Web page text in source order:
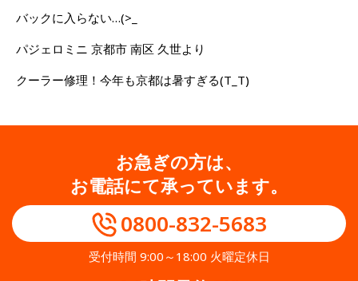
バックに入らない…(>_
パジェロミニ 京都市 南区 久世より
クーラー修理！今年も京都は暑すぎる(T_T)
お急ぎの方は、
お電話にて承っています。
0800-832-5683
受付時間 9:00～18:00 火曜定休日